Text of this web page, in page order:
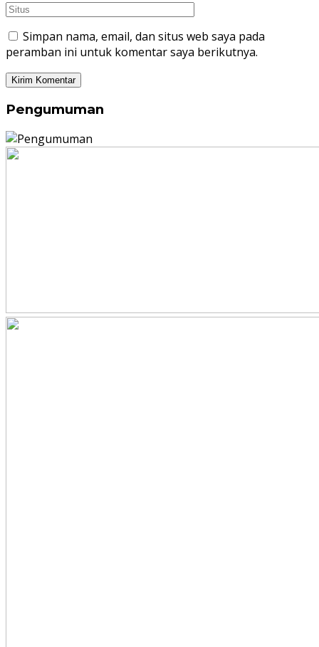
Simpan nama, email, dan situs web saya pada
peramban ini untuk komentar saya berikutnya.
Pengumuman